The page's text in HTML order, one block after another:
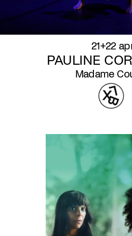
21+22
PAULINE
Madame